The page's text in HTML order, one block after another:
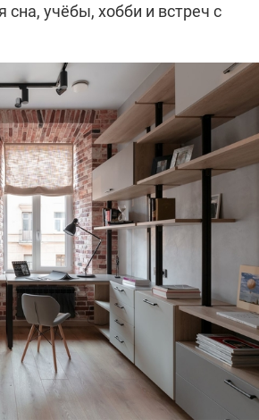
учёбы, хобби и встреч с